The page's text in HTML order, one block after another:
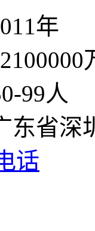
年
99人
东省深
话